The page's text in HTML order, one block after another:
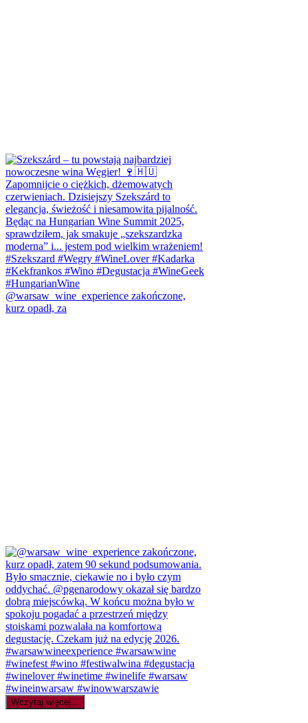
@warsaw_wine_experience zakończone,
kurz opadł, za
Wczytaj więcej...